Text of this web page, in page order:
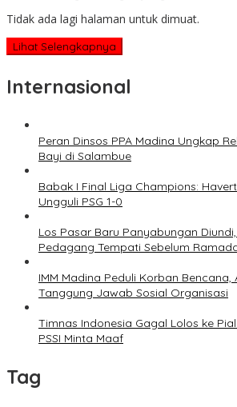
Tidak ada lagi halaman untuk dimuat.
Lihat Selengkapnya
Internasional
Peran Dinsos PPA Madina Ungkap
Bayi di Salambue
Babak I Final Liga Champions:
Ungguli PSG 1-0
Los Pasar Baru Panyabungan
Pedagang Tempati Sebelum
IMM Madina Peduli Korban Bencana,
Tanggung Jawab Sosial Organisasi
Timnas Indonesia Gagal Lolos ke
PSSI Minta Maaf
Tag